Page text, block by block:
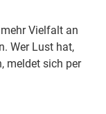
Vielfalt an
Wer Lust hat,
meldet sich per